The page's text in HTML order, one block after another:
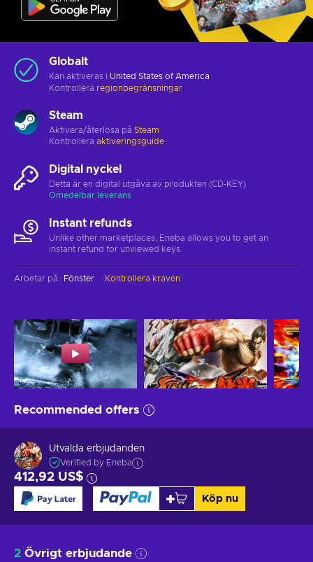
Globalt
Kan aktiveras i United States of America
Kontrollera regionbegränsningar
Steam
Aktivera/återlösa på Steam
Kontrollera aktiveringsguide
Digital nyckel
Detta är en digital utgåva av produkten (CD-KEY)
Omedelbar leverans
Instant refunds
Unlike other marketplaces, Eneba allows you to get an
instant refund for unviewed keys.
Arbetar på: Fönster Kontrollera kraven
Recommended offers
Utvalda erbjudanden
Verified by Eneba
412,92 US$
Köp nu
2 Övrigt erbjudande